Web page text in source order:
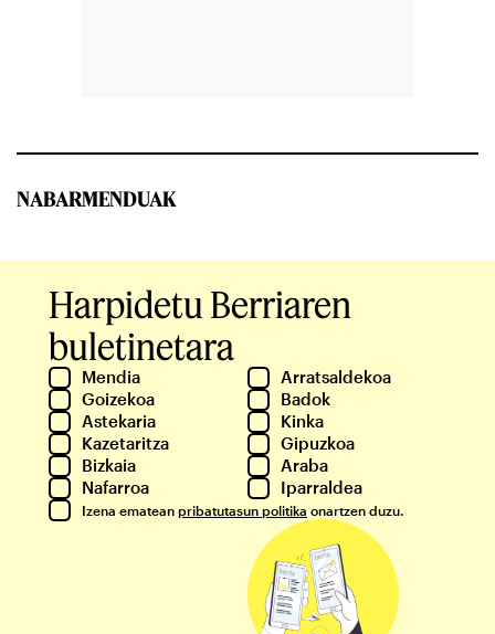
NABARMENDUAK
Harpidetu Berriaren
buletinetara
Mendia
Arratsaldekoa
Goizekoa
Badok
Astekaria
Kinka
Kazetaritza
Gipuzkoa
Bizkaia
Araba
Nafarroa
Iparraldea
Izena ematean pribatutasun politika onartzen duzu.